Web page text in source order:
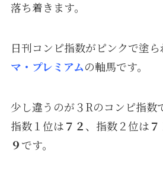
落ち着きます。
日刊コンピ指数がピンクで塗
マ・プレミアムの軸馬です。
少し違うのが３Rのコンピ指数
指数１位は７２、指数２位は７
９です。